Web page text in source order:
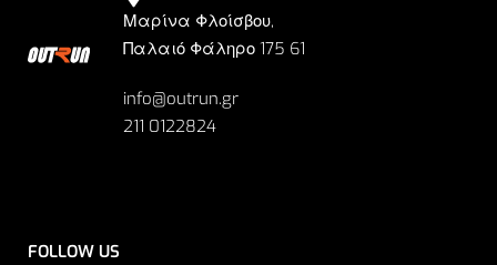
Μαρίνα Φλοίσβου,
Παλαιό Φάληρο 175 61
info@outrun.gr
211 0122824
FOLLOW US